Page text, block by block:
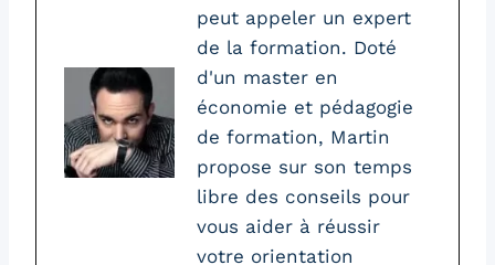
peut appeler un expert
de la formation. Doté
d'un master en
économie et pédagogie
de formation, Martin
propose sur son temps
libre des conseils pour
vous aider à réussir
votre orientation